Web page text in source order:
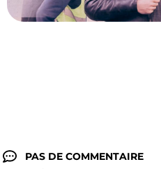
PAS DE COMMENTAIRE